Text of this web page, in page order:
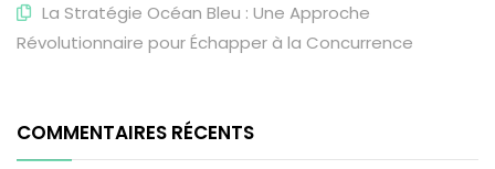
La Stratégie Océan Bleu : Une Approche
Révolutionnaire pour Échapper à la Concurrence
COMMENTAIRES RÉCENTS